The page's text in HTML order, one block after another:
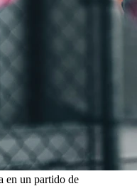
en un partido de